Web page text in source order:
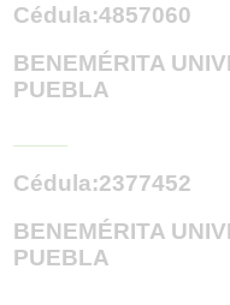
Cédula:4857060
BENEMÉRITA
PUEBLA
Cédula:2377452
BENEMÉRITA
PUEBLA